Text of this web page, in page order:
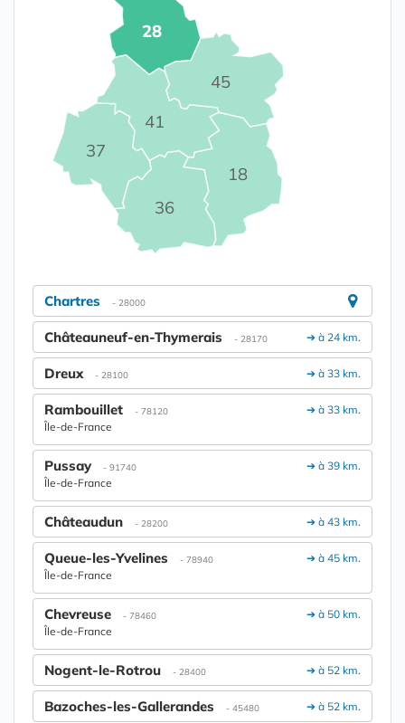
18
28
36
37
41
45
Chartres - 28000
➔ à 24 km.
Châteauneuf-en-Thymerais - 28170
➔ à 33 km.
Dreux - 28100
➔ à 33 km.
Rambouillet - 78120
Île-de-France
➔ à 39 km.
Pussay - 91740
Île-de-France
➔ à 43 km.
Châteaudun - 28200
➔ à 45 km.
Queue-les-Yvelines - 78940
Île-de-France
➔ à 50 km.
Chevreuse - 78460
Île-de-France
➔ à 52 km.
Nogent-le-Rotrou - 28400
➔ à 52 km.
Bazoches-les-Gallerandes - 45480